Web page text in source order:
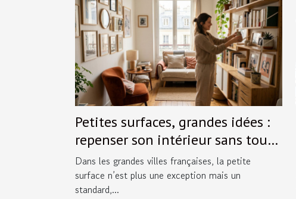
Petites surfaces, grandes idées :
repenser son intérieur sans tout
bouleverser
Dans les grandes villes françaises, la petite
surface n’est plus une exception mais un
standard,...